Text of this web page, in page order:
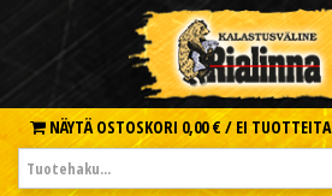
NÄYTÄ OSTOSKORI 0,00 € / EI TUOTTEITA